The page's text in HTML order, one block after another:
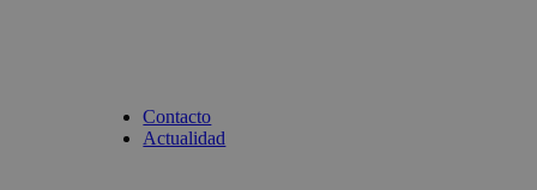
Contacto
Actualidad